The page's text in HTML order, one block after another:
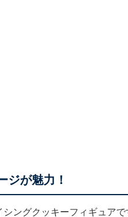
ジが魅力！
ングクッキーフィギュア